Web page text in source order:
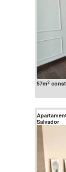
57m2
Salvador